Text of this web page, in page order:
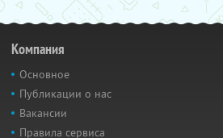
Компания
Основное
Публикации о нас
Вакансии
Правила сервиса